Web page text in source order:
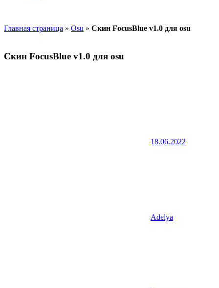
Главная страница » Osu » Скин FocusBlue v1.0 для osu
Скин FocusBlue v1.0 для osu
18.06.2022
Adelya